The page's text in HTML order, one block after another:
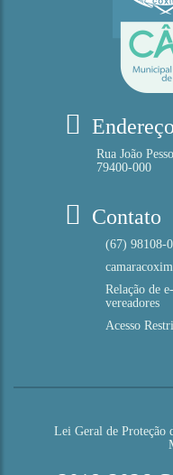
Endereço
Rua João
79400-000
Contato
(67) 98108-
Relação de
vereadores
Acesso
Lei Geral de Proteção